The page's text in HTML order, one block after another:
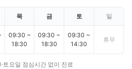
목 금 토 일
09:30 ~
18:30
09:30 ~
18:30
09:30 ~
14:30
휴무
요일 점심시간 없이 진료